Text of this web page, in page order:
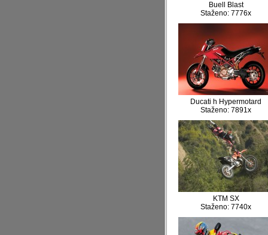
Buell Blast
Staženo: 7776x
Ducati h Hypermotard
Staženo: 7891x
KTM SX
Staženo: 7740x